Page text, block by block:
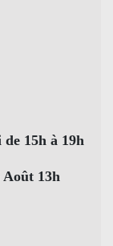
15h à 19h
13h